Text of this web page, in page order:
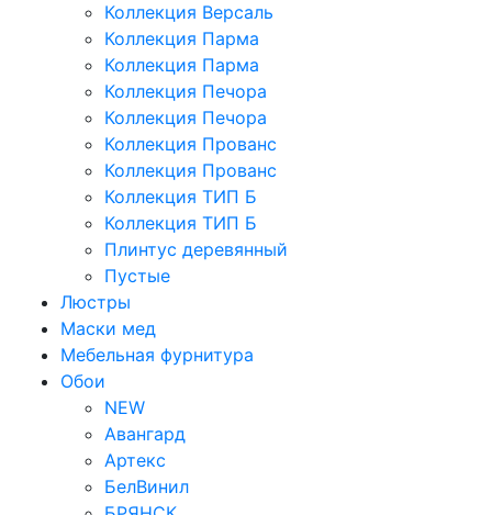
Коллекция Версаль
Коллекция Парма
Коллекция Парма
Коллекция Печора
Коллекция Печора
Коллекция Прованс
Коллекция Прованс
Коллекция ТИП Б
Коллекция ТИП Б
Плинтус деревянный
Пустые
Люстры
Маски мед
Мебельная фурнитура
Обои
NEW
Авангард
Артекс
БелВинил